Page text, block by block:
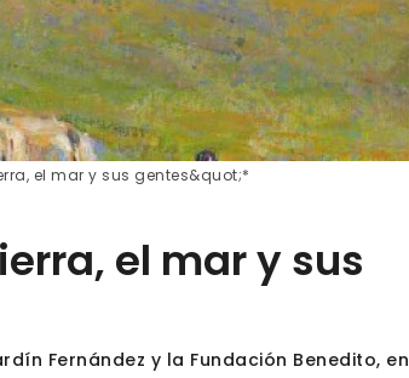
el mar y sus gentes&quot;*
el mar y sus
Fernández y la Fundación Benedito, en